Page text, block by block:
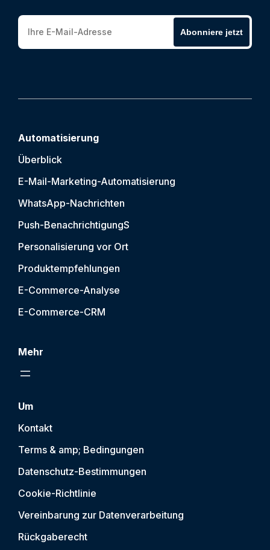
Abonniere jetzt
Automatisierung
Überblick
E-Mail-Marketing-Automatisierung
WhatsApp-Nachrichten
Push-BenachrichtigungS
Personalisierung vor Ort
Produktempfehlungen
E-Commerce-Analyse
E-Commerce-CRM
Mehr
Um
Kontakt
Terms & amp; Bedingungen
Datenschutz-Bestimmungen
Cookie-Richtlinie
Vereinbarung zur Datenverarbeitung
Rückgaberecht